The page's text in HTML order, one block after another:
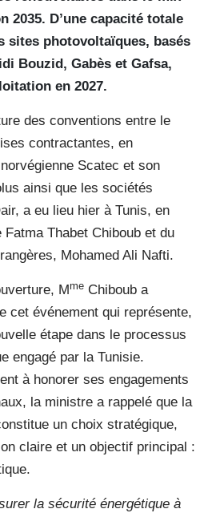
2035. D’une capacité totale
sites photovoltaïques, basés
Bouzid, Gabès et Gafsa,
en 2027.
des conventions entre le
contractantes, en
Scatec et son
ainsi que les sociétés
a eu lieu hier à Tunis, en
Thabet Chiboub et du
Mohamed Ali Nafti.
Mme Chiboub a
cet événement qui représente,
étape dans le processus
engagé par la Tunisie.
à honorer ses engagements
la ministre a rappelé que la
un choix stratégique,
claire et un objectif principal :
la sécurité énergétique à